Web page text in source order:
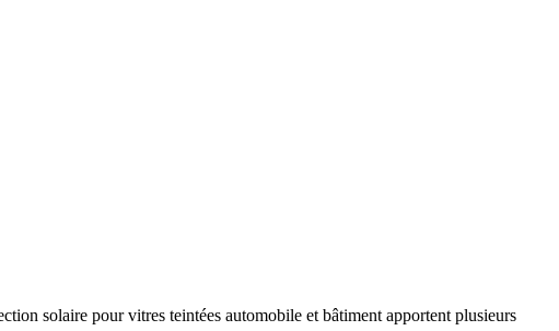
solaire pour vitres teintées automobile et bâtiment apportent plusieurs